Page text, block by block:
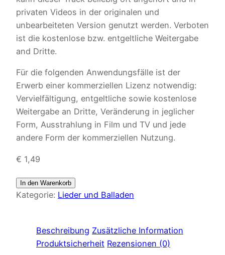
privaten Videos in der originalen und
unbearbeiteten Version genutzt werden. Verboten
ist die kostenlose bzw. entgeltliche Weitergabe
and Dritte.
Für die folgenden Anwendungsfälle ist der
Erwerb einer kommerziellen Lizenz notwendig:
Vervielfältigung, entgeltliche sowie kostenlose
Weitergabe an Dritte, Veränderung in jeglicher
Form, Ausstrahlung in Film und TV und jede
andere Form der kommerziellen Nutzung.
€ 1,49
In den Warenkorb
Kategorie: Lieder und Balladen
Beschreibung Zusätzliche Information
Produktsicherheit Rezensionen (0)